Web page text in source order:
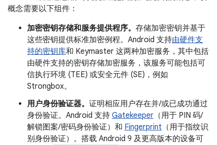
概念需要以下组件：
加密密钥存储和服务提供程序。 存储加密密钥并基于
这些密钥提供标准加密例程。Android 支持由硬件支
持的密钥库和 Keymaster 这两种加密服务，其中包括
由硬件支持的密钥存储加密服务，该服务可能包括可
信执行环境 (TEE) 或安全元件 (SE)，例如
Strongbox。
用户身份验证器。 证明相应用户存在并/或已成功通过
身份验证。Android 支持 Gatekeeper （用于 PIN 码/
解锁图案/密码身份验证）和 Fingerprint （用于指纹识
别身份验证）。搭载 Android 9 及更高版本的设备可